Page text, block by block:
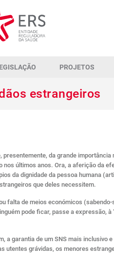
PROJETOS
estrangeiros
da grande importância
últimos anos. Ora, a aferição da
da dignidade da pessoa humana
que deles necessitem.
falta de meios económicos
pode ficar, passe a expressão,
garantia de um SNS mais inclusivo
grávidas, os menores